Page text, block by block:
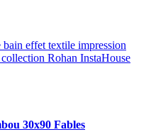
30x90 Fables